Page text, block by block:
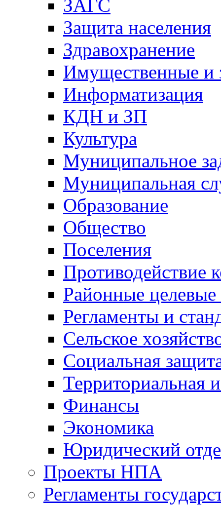
ЗАГС
Защита населения
Здравохранение
Имущественные и
Информатизация
КДН и ЗП
Культура
Муниципальное
Муниципальная
Образование
Общество
Поселения
Противодействие
Районные
Регламенты и
Сельское
Социальная
Территориальная
Финансы
Экономика
Юридический
Проекты НПА
Регламенты